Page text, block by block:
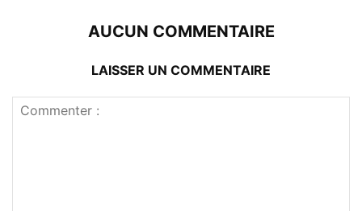
AUCUN COMMENTAIRE
LAISSER UN COMMENTAIRE